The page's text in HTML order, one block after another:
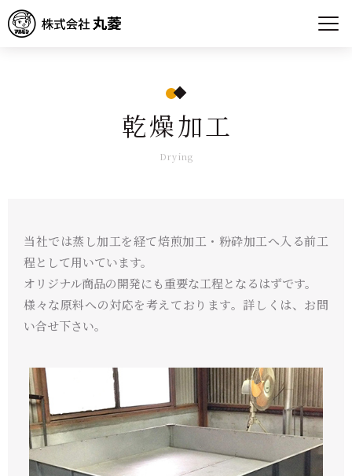
乾燥加工
Drying
当社では蒸し加工を経て焙煎加工・粉砕加工へ入る前工
程として用いています。
オリジナル商品の開発にも重要な工程となるはずです。
様々な原料への対応を考えております。詳しくは、お問
い合せ下さい。